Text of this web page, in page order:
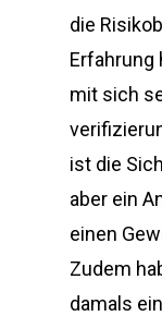
die
Erfahrung
mit sich
ist die
aber ein
einen
Zudem
damals